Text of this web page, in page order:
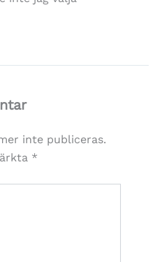
inte publiceras.
*